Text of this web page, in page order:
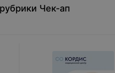
индивидуальной
Чек-ап